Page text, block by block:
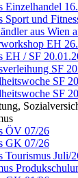
Einzelhandel
Sport und
aus Wien
EH
EH / SF
SF
SF
SF
ÖV 07/26
GK 07/26
Tourismus Juli/